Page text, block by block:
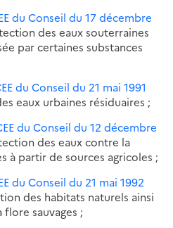
du Conseil du 17 décembre
des eaux souterraines
par certaines substances
du Conseil du 21 mai 1991
eaux urbaines résiduaires ;
du Conseil du 12 décembre
des eaux contre la
à partir de sources agricoles ;
du Conseil du 21 mai 1992
des habitats naturels ainsi
sauvages ;